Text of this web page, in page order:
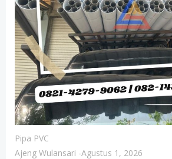
Pipa PVC
Ajeng Wulansari -Agustus 1, 2026